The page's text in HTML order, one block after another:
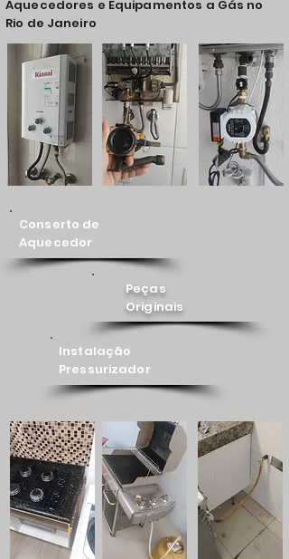
Aquecedores e Equipamentos a Gás no
Rio de Janeiro
Conserto de
Aquecedor
Peças
Originais
Instalação
Pressurizador